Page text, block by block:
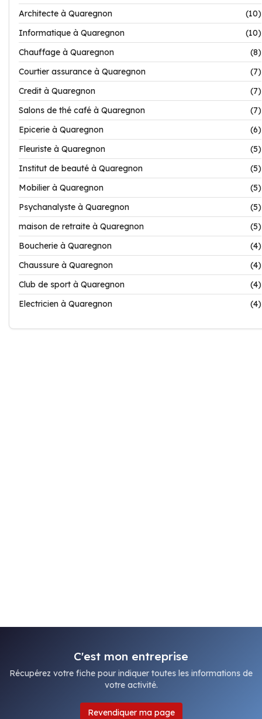
Architecte à Quaregnon
(10)
Informatique à Quaregnon
(10)
Chauffage à Quaregnon
(8)
Courtier assurance à Quaregnon
(7)
Credit à Quaregnon
(7)
Salons de thé café à Quaregnon
(7)
Epicerie à Quaregnon
(6)
Fleuriste à Quaregnon
(5)
Institut de beauté à Quaregnon
(5)
Mobilier à Quaregnon
(5)
Psychanalyste à Quaregnon
(5)
maison de retraite à Quaregnon
(5)
Boucherie à Quaregnon
(4)
Chaussure à Quaregnon
(4)
Club de sport à Quaregnon
(4)
Electricien à Quaregnon
(4)
C'est mon entreprise
Récupérez votre fiche pour indiquer toutes les informations de
votre activité.
Revendiquer ma page